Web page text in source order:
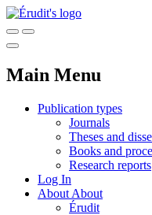
Main Menu
Publication types
Journals
Theses and
Books and
Research reports
Log In
About About
Érudit